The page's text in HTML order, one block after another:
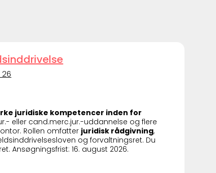
juridiske kompetencer inden for
eller cand.merc.jur.-uddannelse og flere
Rollen omfatter juridisk rådgivning,
og forvaltningsret. Du
Ansøgningsfrist: 16. august 2026.